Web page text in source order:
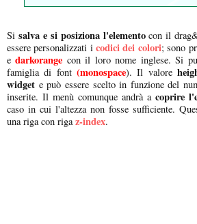
Si salva e si posiziona l'elementocon il
essere personalizzati i codici dei colori; sono
edarkorange con il loro nome inglese. Si
famiglia di font (monospace). Il valore
widget e può essere scelto in funzione del
inserite. Il menù comunque andrà a coprire
caso in cui l'altezza non fosse sufficiente.
una riga con riga z-index.